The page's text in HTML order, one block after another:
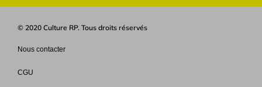
© 2020 Culture RP. Tous droits réservés
Nous contacter
CGU